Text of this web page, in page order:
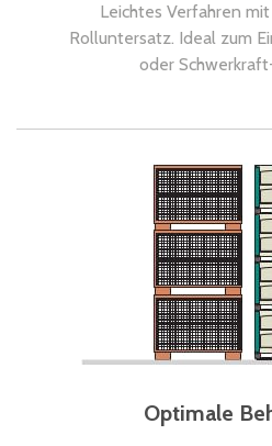
Leichtes Verfahren
Rolluntersatz. Ideal zum
oder
Optimale